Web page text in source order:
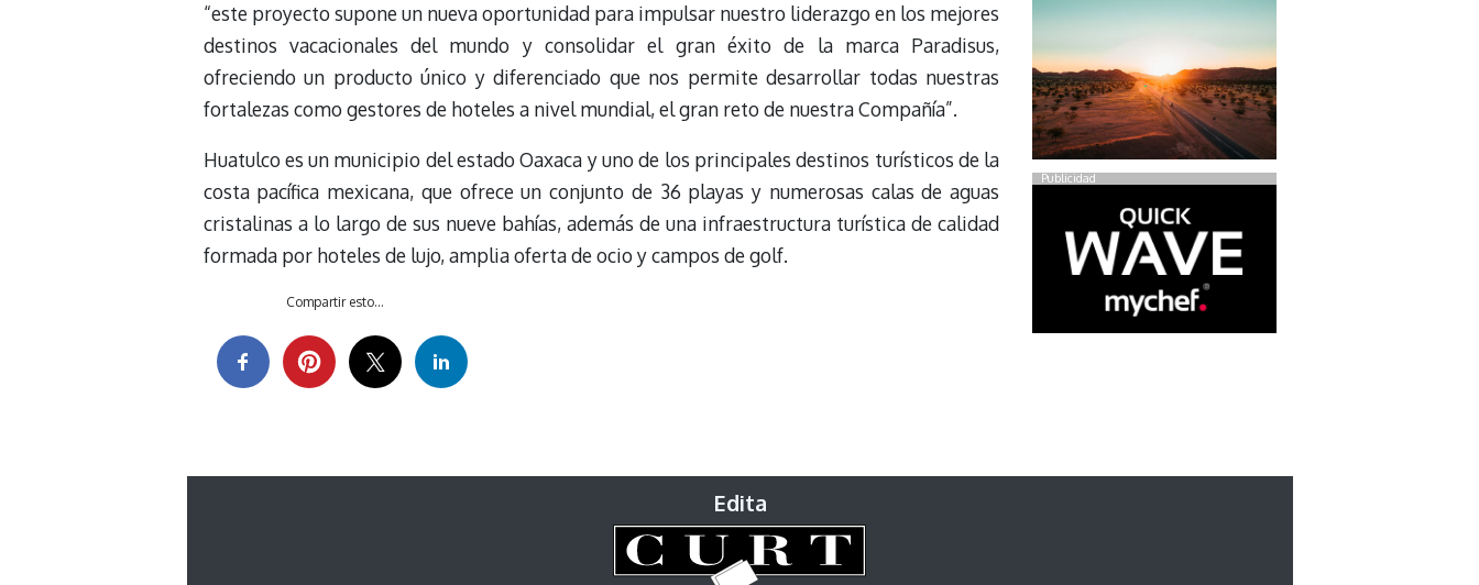
“este proyecto supone un nueva oportunidad para impulsar nuestro liderazgo en los mejores
destinos vacacionales del mundo y consolidar el gran éxito de la marca Paradisus,
ofreciendo un producto único y diferenciado que nos permite desarrollar todas nuestras
fortalezas como gestores de hoteles a nivel mundial, el gran reto de nuestra Compañía”.
Huatulco es un municipio del estado Oaxaca y uno de los principales destinos turísticos de la
costa pacífica mexicana, que ofrece un conjunto de 36 playas y numerosas calas de aguas
cristalinas a lo largo de sus nueve bahías, además de una infraestructura turística de calidad
formada por hoteles de lujo, amplia oferta de ocio y campos de golf.
Compartir esto...
Publicidad
Edita